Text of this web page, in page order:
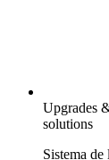
Upgrades
solutions
Sistema